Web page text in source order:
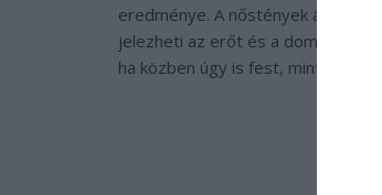
eredménye. A nőstények a nagy
jelezheti az erőt és a
ha közben úgy is fest, mintha